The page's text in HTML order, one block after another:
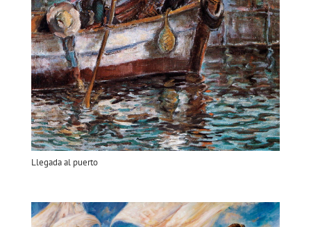
Llegada al puerto